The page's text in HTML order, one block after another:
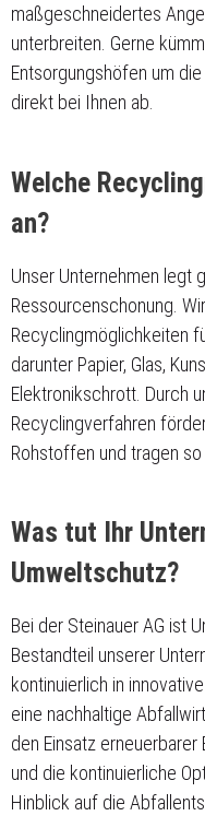
maßgeschneidertes
unterbreiten. Gerne
Entsorgungshöfen um
direkt bei Ihnen ab.
Welche
an?
Unser Unternehmen legt
Ressourcenschonung.
Recyclingmöglichkeiten
darunter Papier, Glas,
Elektronikschrott. Durch
Recyclingverfahren
Rohstoffen und tragen
Was tut Ihr
Umweltschutz?
Bei der Steinauer AG ist
Bestandteil unserer
kontinuierlich in
eine nachhaltige
den Einsatz
und die kontinuierliche
Hinblick auf die